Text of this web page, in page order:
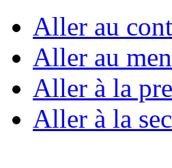
Aller au
Aller au
Aller à la
Aller à la